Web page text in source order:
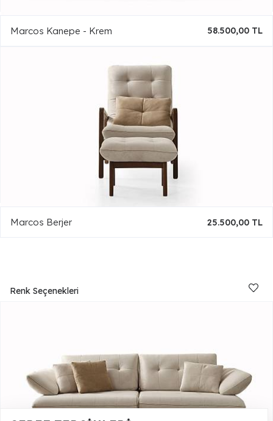
Marcos Kanepe - Krem 58.500,00 TL
Marcos Berjer 25.500,00 TL
Renk Seçenekleri